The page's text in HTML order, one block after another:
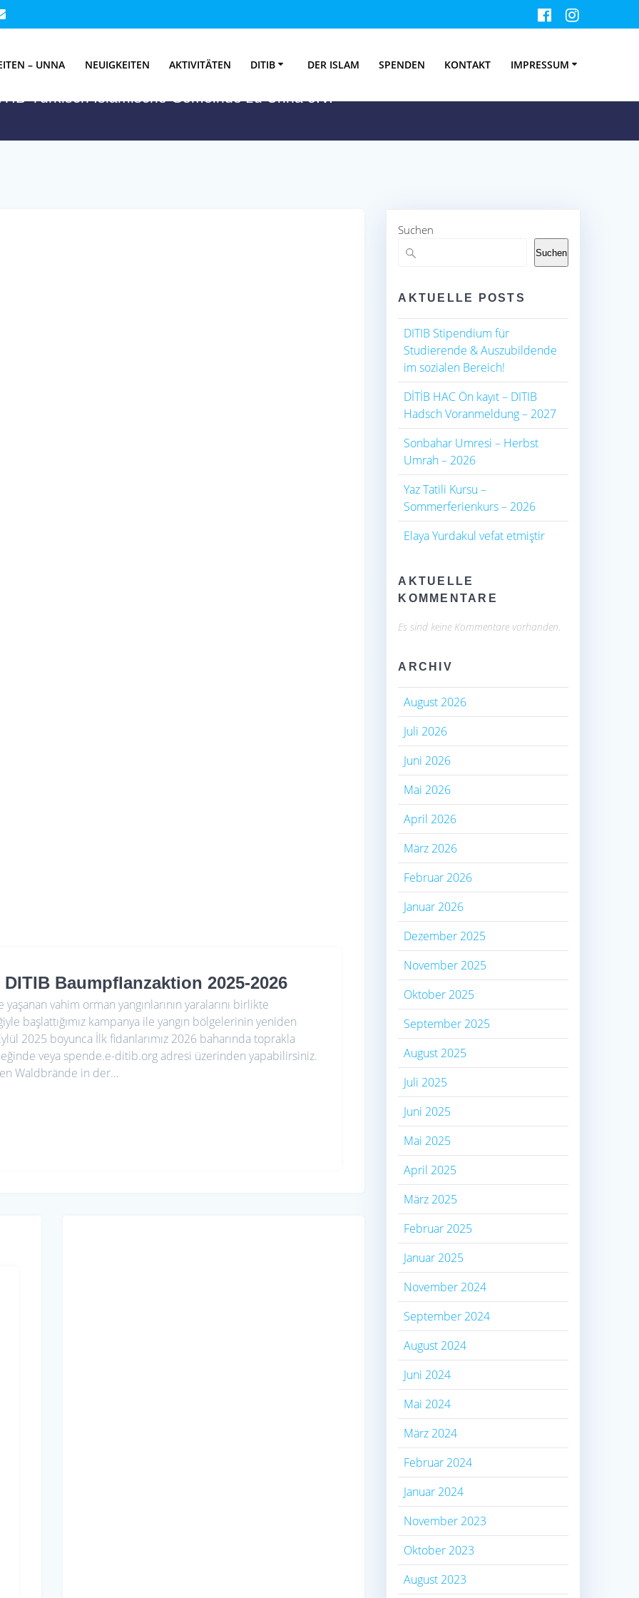
– UNNA NEUIGKEITEN AKTIVITÄTEN DITIB DER ISLAM SPENDEN KONTAKT IMPRESSUM
Türkei
Türkisch Islamische Gemeinde zu Unna e.V.
Baumpflanzaktion 2025-2026
vahim orman yangınlarının yaralarını birlikte
başlattığımız kampanya ile yangın bölgelerinin yeniden
2025 boyunca İlk fidanlarımız 2026 baharında toprakla
veya spende.e-ditib.org adresi üzerinden yapabilirsiniz.
Waldbrände in der…
Suchen
Suchen
AKTUELLE POSTS
DITIB Stipendium für
Studierende & Auszubildende
im sozialen Bereich!
DİTİB HAC Ön kayıt – DITIB
Hadsch Voranmeldung – 2027
Sonbahar Umresi – Herbst
Umrah – 2026
Yaz Tatili Kursu –
Sommerferienkurs – 2026
Elaya Yurdakul vefat etmiştir
AKTUELLE
KOMMENTARE
Es sind keine Kommentare vorhanden.
ARCHIV
August 2026
Juli 2026
Juni 2026
Mai 2026
April 2026
März 2026
Februar 2026
Januar 2026
Dezember 2025
November 2025
Oktober 2025
September 2025
August 2025
Juli 2025
Juni 2025
Mai 2025
April 2025
März 2025
Februar 2025
Januar 2025
November 2024
September 2024
August 2024
Juni 2024
Mai 2024
März 2024
Februar 2024
Januar 2024
November 2023
Oktober 2023
August 2023